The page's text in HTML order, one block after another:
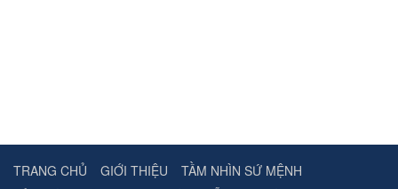
TRANG CHỦ GIỚI THIỆU
TẦM NHÌN SỨ MỆNH